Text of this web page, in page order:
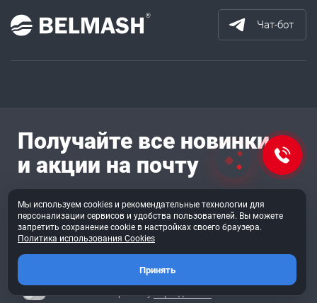
Чат-бот
Получайте все новинки
и акции на почту
Оставайтесь всегда в курсе новостей
Подписаться
Согласен на обработкуперс. данных
Мы используем cookies и рекомендательные технологии для
персонализации сервисов и удобства пользователей. Вы можете
запретить сохранение cookie в настройках своего браузера.
Политика использования Cookies
Принять